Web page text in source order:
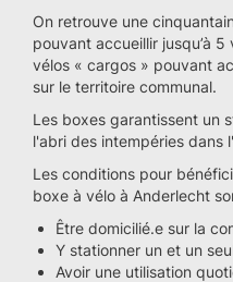
On retrouve une
pouvant accueillir jusqu’à
vélos « cargos » pouvant
sur le territoire communal.
Les boxes garantissent un
l'abri des intempéries dans
Les conditions pour
boxe à vélo à Anderlecht
Être domicilié.e sur la
Y stationner un et un
Avoir une utilisation